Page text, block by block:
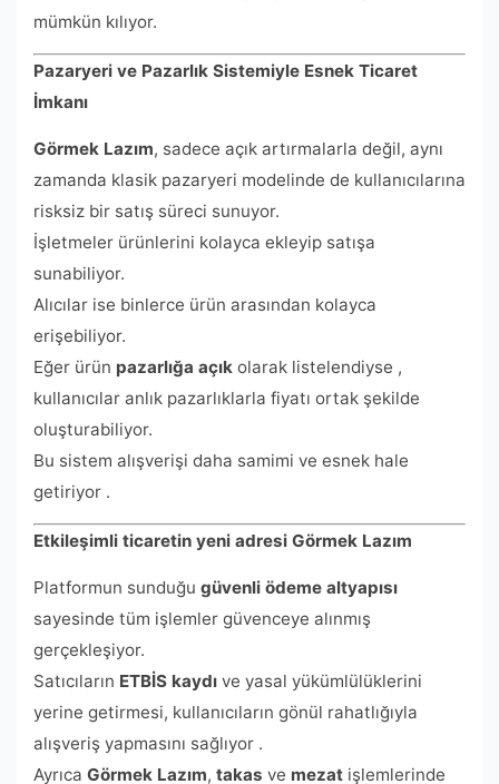
mümkün kılıyor.
Pazaryeri ve Pazarlık Sistemiyle Esnek Ticaret
İmkanı
Görmek Lazım, sadece açık artırmalarla değil, aynı
zamanda klasik pazaryeri modelinde de kullanıcılarına
risksiz bir satış süreci sunuyor.
İşletmeler ürünlerini kolayca ekleyip satışa
sunabiliyor.
Alıcılar ise binlerce ürün arasından kolayca
erişebiliyor.
Eğer ürün pazarlığa açık olarak listelendiyse ,
kullanıcılar anlık pazarlıklarla fiyatı ortak şekilde
oluşturabiliyor.
Bu sistem alışverişi daha samimi ve esnek hale
getiriyor .
Etkileşimli ticaretin yeni adresi Görmek Lazım
Platformun sunduğu güvenli ödeme altyapısı
sayesinde tüm işlemler güvenceye alınmış
gerçekleşiyor.
Satıcıların ETBİS kaydı ve yasal yükümlülüklerini
yerine getirmesi, kullanıcıların gönül rahatlığıyla
alışveriş yapmasını sağlıyor .
Ayrıca Görmek Lazım, takas ve mezat işlemlerinde